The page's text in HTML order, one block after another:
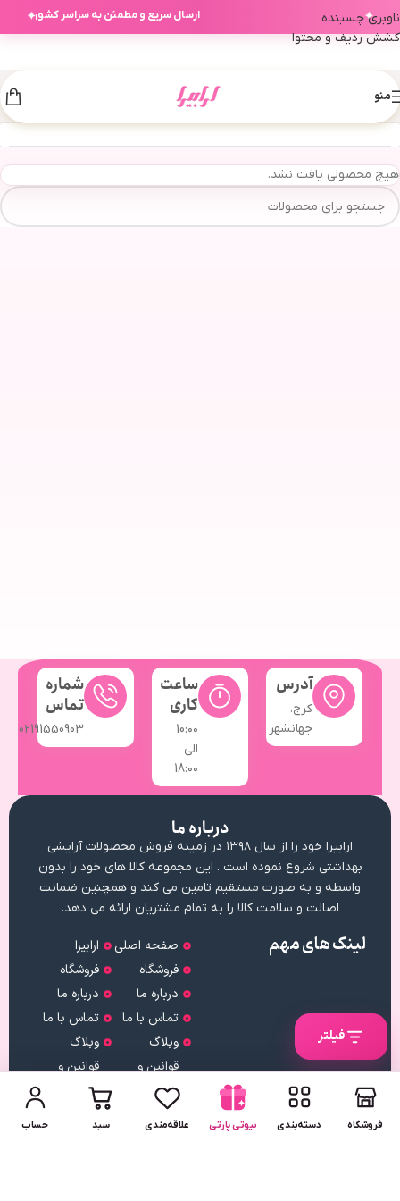
✦ ارسال سریع و مطمئن به سراسر کشور✦
ناوبری چسبنده
کشش ردیف و محتوا
منو
هیچ محصولی یافت نشد.
آدرس
کرج،
جهانشهر
ساعت
کاری
10:۰۰
الی
18:۰۰
شماره
تماس
02191550903
لینک های مهم
صفحه اصلی
فروشگاه
درباره ما
تماس با ما
وبلاگ
قوانین و
مقررات
ارابیرا
فروشگاه
درباره ما
تماس با ما
وبلاگ
قوانین و
مقررات
درباره ما
ارابیرا خود را از سال ۱۳۹۸ در زمینه فروش محصولات آرایشی
بهداشتی شروع نموده است . این مجموعه کالا های خود را بدون
واسطه و به صورت مستقیم تامین می کند و همچنین ضمانت
اصالت و سلامت کالا را به تمام مشتریان ارائه می دهد.
نماد اعتماد
فیلتر
فروشگاه دسته‌بندی بیوتی پارتی علاقه‌مندی سبد حساب